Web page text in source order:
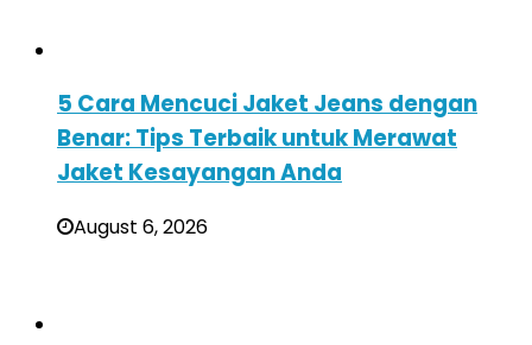
5 Cara Mencuci Jaket Jeans dengan
Benar: Tips Terbaik untuk Merawat
Jaket Kesayangan Anda
August 6, 2026